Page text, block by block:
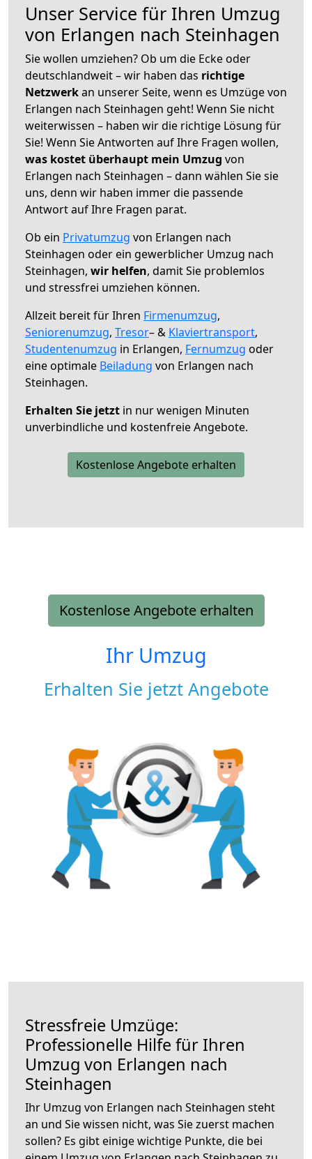
Unser Service für Ihren Umzug
von Erlangen nach Steinhagen
Sie wollen umziehen? Ob um die Ecke oder
deutschlandweit – wir haben das richtige
Netzwerkan unserer Seite, wenn es Umzüge von
Erlangen nach Steinhagen geht! Wenn Sie nicht
weiterwissen – haben wir die richtige Lösung für
Sie! Wenn Sie Antworten auf Ihre Fragen wollen,
was kostet überhaupt mein Umzug von
Erlangen nach Steinhagen – dann wählen Sie sie
uns, denn wir haben immer die passende
Antwort auf Ihre Fragen parat.
Ob ein Privatumzug von Erlangen nach
Steinhagen oder ein gewerblicher Umzug nach
Steinhagen, wir helfen, damit Sie problemlos
und stressfrei umziehen können.
Allzeit bereit für Ihren Firmenumzug,
Seniorenumzug, Tresor– & Klaviertransport,
Studentenumzug in Erlangen, Fernumzug oder
eine optimale Beiladung von Erlangen nach
Steinhagen.
Erhalten Sie jetzt in nur wenigen Minuten
unverbindliche und kostenfreie Angebote.
Kostenlose Angebote erhalten
Kostenlose Angebote erhalten
Ihr Umzug
Erhalten Sie jetzt Angebote
Stressfreie Umzüge:
Professionelle Hilfe für Ihren
Umzug von Erlangen nach
Steinhagen
Ihr Umzug von Erlangen nach Steinhagen steht
an und Sie wissen nicht, was Sie zuerst machen
sollen? Es gibt einige wichtige Punkte, die bei